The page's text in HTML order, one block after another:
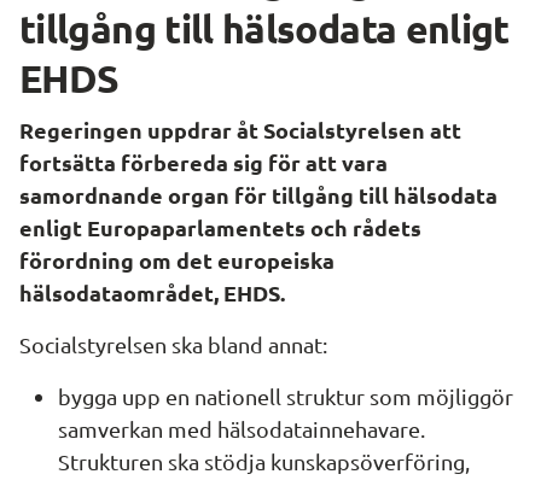
tillgång till hälsodata enligt
EHDS
Regeringen uppdrar åt Socialstyrelsen att
fortsätta förbereda sig för att vara
samordnande organ för tillgång till hälsodata
enligt Europaparlamentets och rådets
förordning om det europeiska
hälsodataområdet, EHDS.
Socialstyrelsen ska bland annat:
bygga upp en nationell struktur som möjliggör
samverkan med hälsodatainnehavare.
Strukturen ska stödja kunskapsöverföring,